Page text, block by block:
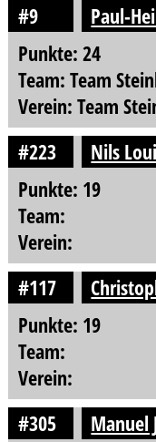
#9
Paul-
Punkte: 24
Team: Team
Verein: Team
#223
Nils
Punkte: 19
Team:
Verein:
#117
Punkte: 19
Team:
Verein:
#305
Manuel